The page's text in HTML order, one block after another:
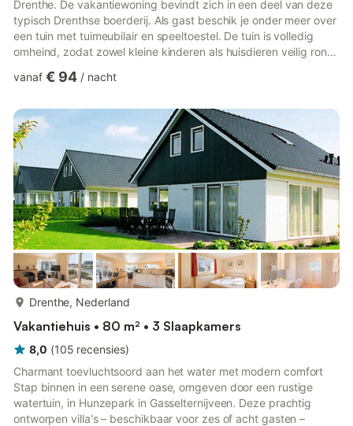
Drenthe. De vakantiewoning bevindt zich in een deel van deze
typisch Drenthse boerderij. Als gast beschik je onder meer over
een tuin met tuimeubilair en speeltoestel. De tuin is volledig
omheind, zodat zowel kleine kinderen als huisdieren veilig rond
en fietstochten, bijvoorbeeld in het nabij gelegen, prachtige
blotevoetenpad lopen. Deze omgeving is een heerlijk gebied
om te wandelen, fietsen, paardrijden en men...
vanaf € 94 / nacht
Drenthe, Nederland
Vakantiehuis • 80 m² • 3 Slaapkamers
8,0 (105 recensies)
Charmant toevluchtsoord aan het water met modern comfort
Stap binnen in een serene oase, omgeven door een rustige
watertuin, in Hunzepark in Gasselternijveen. Deze prachtig
ontworpen villa's – beschikbaar voor zes of acht gasten –